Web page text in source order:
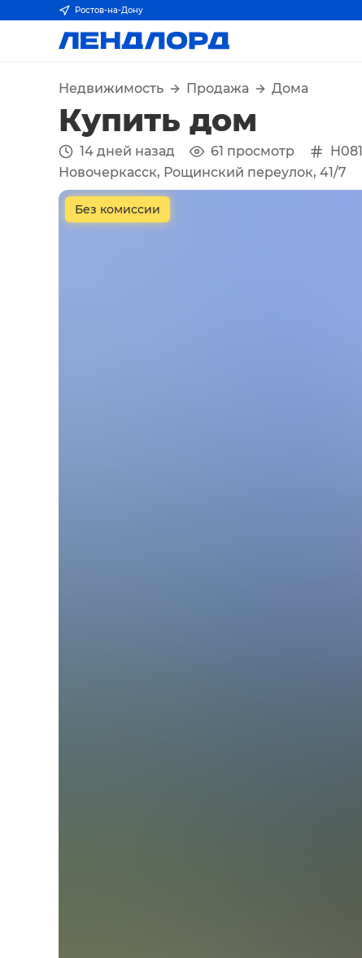
Ростов-на-Дону
Недвижимость Продажа Дома
Купить дом
14 дней назад 61 просмотр
Новочеркасск, Рощинский переулок, 41/7
Без комиссии